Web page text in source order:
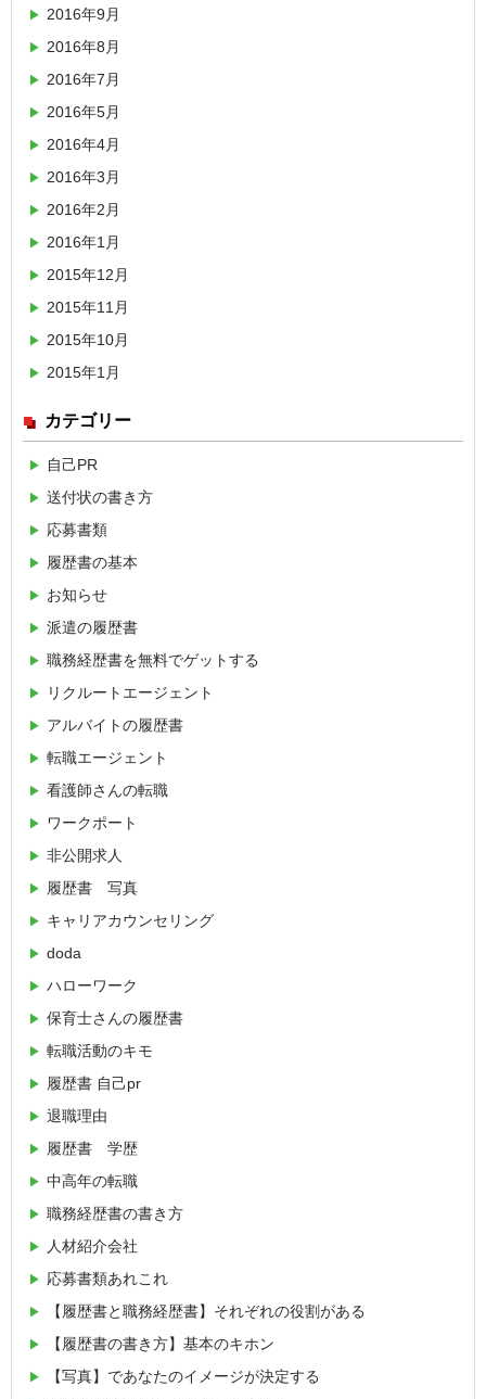
2016年9月
2016年8月
2016年7月
2016年5月
2016年4月
2016年3月
2016年2月
2016年1月
2015年12月
2015年11月
2015年10月
2015年1月
カテゴリー
自己PR
送付状の書き方
応募書類
履歴書の基本
お知らせ
派遣の履歴書
職務経歴書を無料でゲットする
リクルートエージェント
アルバイトの履歴書
転職エージェント
看護師さんの転職
ワークポート
非公開求人
履歴書 写真
キャリアカウンセリング
doda
ハローワーク
保育士さんの履歴書
転職活動のキモ
履歴書 自己pr
退職理由
履歴書 学歴
中高年の転職
職務経歴書の書き方
人材紹介会社
応募書類あれこれ
【履歴書と職務経歴書】それぞれの役割がある
【履歴書の書き方】基本のキホン
【写真】であなたのイメージが決定する